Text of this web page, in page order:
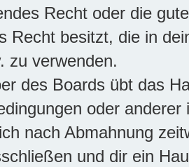
Recht oder die
Recht besitzt, die in
zu verwenden.
des Boards übt das
oder
nach Abmahnung
und dir ein